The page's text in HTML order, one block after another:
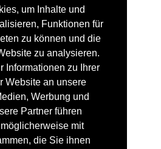
um Inhalte und
Funktionen für
zu können und die
zu analysieren.
Informationen zu Ihrer
Website an unsere
Werbung und
Partner führen
mit
die Sie ihnen